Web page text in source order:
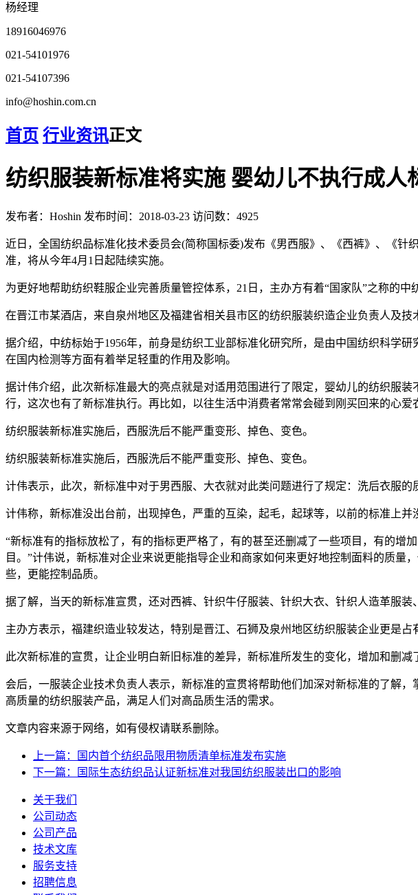
杨经理
18916046976
021-54101976
021-54107396
info@hoshin.com.cn
首页 行业资讯正文
纺织服装新标准将实施 婴幼儿不执行成人
发布者：Hoshin 发布时间：2018-03-23 访问数：4925
近日，全国纺织品标准化技术委员会(简称国标委)发布《男西服》、《西裤》、《
准，将从今年4月1日起陆续实施。
为更好地帮助纺织鞋服企业完善质量管控体系，21日，主办方有着“国家队”之称的
在晋江市某酒店，来自泉州地区及福建省相关县市区的纺织服装织造企业负责人及技
据介绍，中纺标始于1956年，前身是纺织工业部标准化研究所，是由中国纺织科学
在国内检测等方面有着举足轻重的作用及影响。
据计伟介绍，此次新标准最大的亮点就是对适用范围进行了限定，婴幼儿的纺织服
行，这次也有了新标准执行。再比如，以往生活中消费者常常会碰到刚买回来的心爱
纺织服装新标准实施后，西服洗后不能严重变形、掉色、变色。
纺织服装新标准实施后，西服洗后不能严重变形、掉色、变色。
计伟表示，此次，新标准中对于男西服、大衣就对此类问题进行了规定：洗后衣服
计伟称，新标准没出台前，出现掉色，严重的互染，起毛，起球等，以前的标准上并
“新标准有的指标放松了，有的指标更严格了，有的甚至还删减了一些项目，有的
目。”计伟说，新标准对企业来说更能指导企业和商家如何来更好地控制面料的质
些，更能控制品质。
据了解，当天的新标准宣贯，还对西裤、针织牛仔服装、针织大衣、针织人造革服装
主办方表示，福建织造业较发达，特别是晋江、石狮及泉州地区纺织服装企业更是占
此次新标准的宣贯，让企业明白新旧标准的差异，新标准所发生的变化，增加和删
会后，一服装企业技术负责人表示，新标准的宣贯将帮助他们加深对新标准的了解
高质量的纺织服装产品，满足人们对高品质生活的需求。
文章内容来源于网络，如有侵权请联系删除。
上一篇：国内首个纺织品限用物质清单标准发布实施
下一篇：国际生态纺织品认证新标准对我国纺织服装出口的影响
关于我们
公司动态
公司产品
技术文库
服务支持
招聘信息